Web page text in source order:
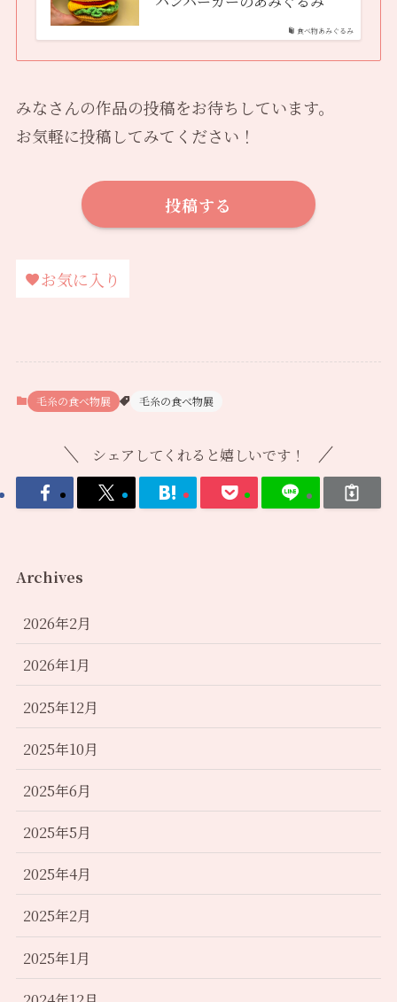
食べ物あみぐるみ
みなさんの作品の投稿をお待ちしています。
お気軽に投稿してみてください！
投稿する
お気に入り
毛糸の食べ物展 毛糸の食べ物展
シェアしてくれると嬉しいです！
Archives
2026年2月
2026年1月
2025年12月
2025年10月
2025年6月
2025年5月
2025年4月
2025年2月
2025年1月